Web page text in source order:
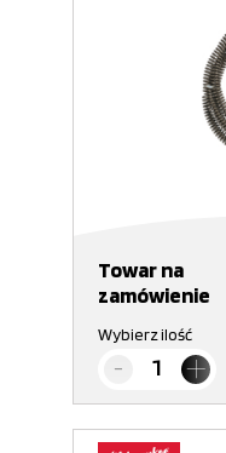
Towar na
zamówienie
Wybierz ilość